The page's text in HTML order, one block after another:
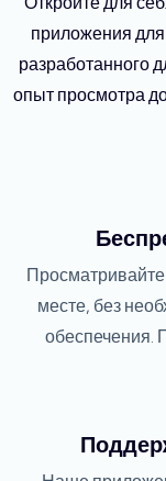
приложения
разработанного
опыт просмотра
месте, без
обеспечения.